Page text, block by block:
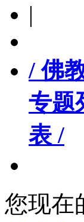
|
/ 佛
专题
表 /
您现在